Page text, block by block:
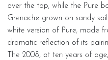
over the top, while the Pure
Grenache grown on sandy
white version of Pure, made
dramatic reflection of its
The 2008, at ten years of